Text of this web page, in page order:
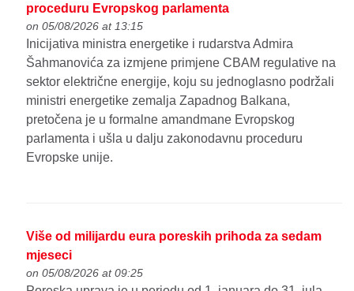
proceduru Evropskog parlamenta
on 05/08/2026 at 13:15
Inicijativa ministra energetike i rudarstva Admira
Šahmanovića za izmjene primjene CBAM regulative na
sektor električne energije, koju su jednoglasno podržali
ministri energetike zemalja Zapadnog Balkana,
pretočena je u formalne amandmane Evropskog
parlamenta i ušla u dalju zakonodavnu proceduru
Evropske unije.
Više od milijardu eura poreskih prihoda za sedam
mjeseci
on 05/08/2026 at 09:25